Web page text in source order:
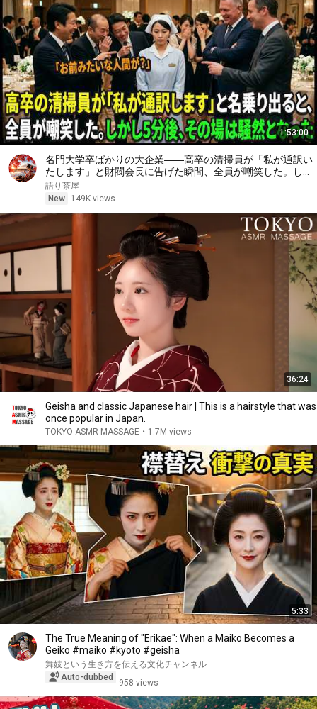
1:53:00
名門大学卒ばかりの大企業――高卒の清掃員が「私が通訳い
たします」と財閥会長に告げた瞬間、全員が嘲笑した。しか
し5分後、その場は静まり返った。#動エピソード#老後の物
語 #家族の物語
語り茶屋
New
149K views
36:24
Geisha and classic Japanese hair | This is a hairstyle that was
once popular in Japan.
TOKYO ASMR MASSAGE • 1.7M views
5:33
The True Meaning of "Erikae": When a Maiko Becomes a
Geiko #maiko #kyoto #geisha
舞妓という生き方を伝える文化チャンネル
Auto-dubbed
958 views